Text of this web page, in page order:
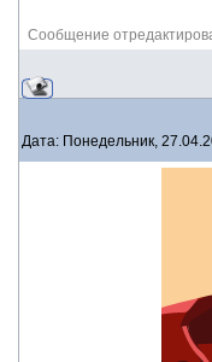
Сообщение
Дата: Понедельник,